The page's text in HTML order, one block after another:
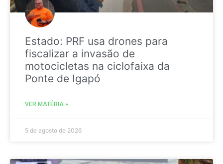
Estado: PRF usa drones para
fiscalizar a invasão de
motocicletas na ciclofaixa da
Ponte de Igapó
VER MATÉRIA »
5 de agosto de 2026